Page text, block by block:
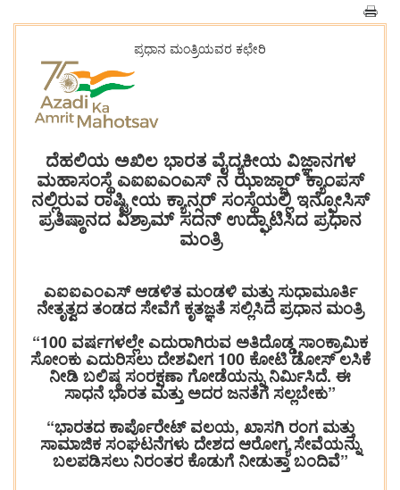
ಪ್ರಧಾನ ಮಂತ್ರಿಯವರ ಕಛೇರಿ
ದೆಹಲಿಯ ಅಖಿಲ ಭಾರತ ವೈದ್ಯಕೀಯ ವಿಜ್ಞಾನಗಳ
ಮಹಾಸಂಸ್ಥೆ ಎಐಐಎಂಎಸ್ ನ ಝಾಜ್ಜಾರ್ ಕ್ಯಾಂಪಸ್
ನಲ್ಲಿರುವ ರಾಷ್ಟ್ರೀಯ ಕ್ಯಾನ್ಸರ್ ಸಂಸ್ಥೆಯಲ್ಲಿ ಇನ್ಫೋಸಿಸ್
ಪ್ರತಿಷ್ಠಾನದ ವಿಶ್ರಾಮ್ ಸದನ್ ಉದ್ಘಾಟಿಸಿದ ಪ್ರಧಾನ
ಮಂತ್ರಿ
ಎಐಐಎಂಎಸ್ ಆಡಳಿತ ಮಂಡಳಿ ಮತ್ತು ಸುಧಾಮೂರ್ತಿ
ನೇತೃತ್ವದ ತಂಡದ ಸೇವೆಗೆ ಕೃತಜ್ಞತೆ ಸಲ್ಲಿಸಿದ ಪ್ರಧಾನ ಮಂತ್ರಿ
“100 ವರ್ಷಗಳಲ್ಲೇ ಎದುರಾಗಿರುವ ಅತಿದೊಡ್ಡ ಸಾಂಕ್ರಾಮಿಕ
ಸೋಂಕು ಎದುರಿಸಲು ದೇಶವೀಗ 100 ಕೋಟಿ ಡೋಸ್ ಲಸಿಕೆ
ನೀಡಿ ಬಲಿಷ್ಠ ಸಂರಕ್ಷಣಾ ಗೋಡೆಯನ್ನು ನಿರ್ಮಿಸಿದೆ. ಈ
ಸಾಧನೆ ಭಾರತ ಮತ್ತು ಅದರ ಜನತೆಗೆ ಸಲ್ಲಬೇಕು”
“ಭಾರತದ ಕಾರ್ಪೊರೇಟ್ ವಲಯ, ಖಾಸಗಿ ರಂಗ ಮತ್ತು
ಸಾಮಾಜಿಕ ಸಂಘಟನೆಗಳು ದೇಶದ ಆರೋಗ್ಯ ಸೇವೆಯನ್ನು
ಬಲಪಡಿಸಲು ನಿರಂತರ ಕೊಡುಗೆ ನೀಡುತ್ತಾ ಬಂದಿವೆ”